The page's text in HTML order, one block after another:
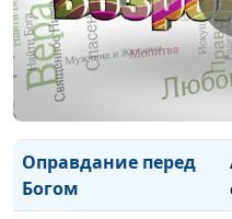
Исполнение воли
Божьей Иисусом
Вступая в наследство
Оправдание перед
Богом